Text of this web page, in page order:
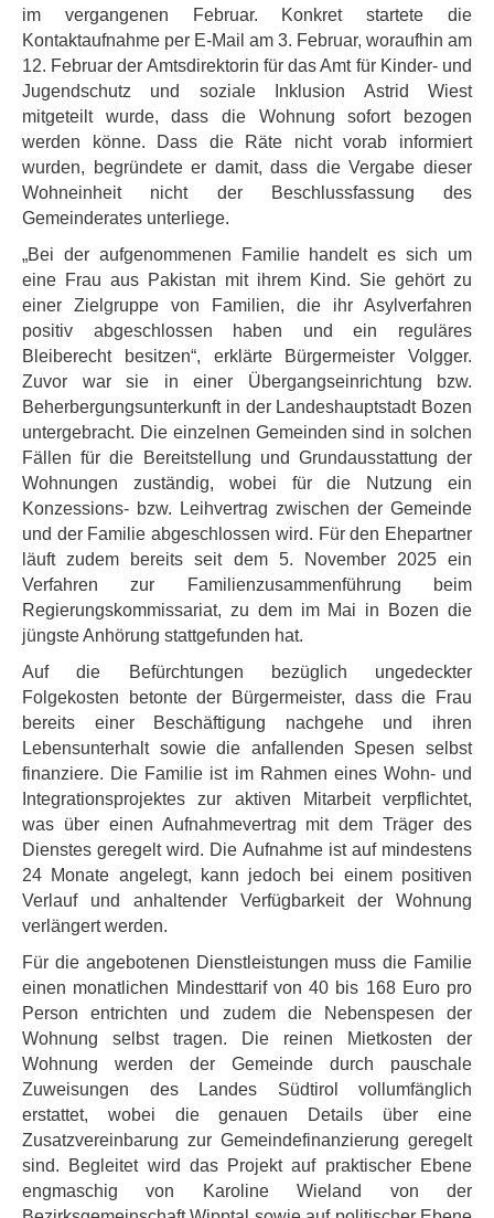
im vergangenen Februar. Konkret startete die
Kontaktaufnahme per E-Mail am 3. Februar, woraufhin am
12. Februar der Amtsdirektorin für das Amt für Kinder- und
Jugendschutz und soziale Inklusion Astrid Wiest
mitgeteilt wurde, dass die Wohnung sofort bezogen
werden könne. Dass die Räte nicht vorab informiert
wurden, begründete er damit, dass die Vergabe dieser
Wohneinheit nicht der Beschlussfassung des
Gemeinderates unterliege.
„Bei der aufgenommenen Familie handelt es sich um
eine Frau aus Pakistan mit ihrem Kind. Sie gehört zu
einer Zielgruppe von Familien, die ihr Asylverfahren
positiv abgeschlossen haben und ein reguläres
Bleiberecht besitzen“, erklärte Bürgermeister Volgger.
Zuvor war sie in einer Übergangseinrichtung bzw.
Beherbergungsunterkunft in der Landeshauptstadt Bozen
untergebracht. Die einzelnen Gemeinden sind in solchen
Fällen für die Bereitstellung und Grundausstattung der
Wohnungen zuständig, wobei für die Nutzung ein
Konzessions- bzw. Leihvertrag zwischen der Gemeinde
und der Familie abgeschlossen wird. Für den Ehepartner
läuft zudem bereits seit dem 5. November 2025 ein
Verfahren zur Familienzusammenführung beim
Regierungskommissariat, zu dem im Mai in Bozen die
jüngste Anhörung stattgefunden hat.
Auf die Befürchtungen bezüglich ungedeckter
Folgekosten betonte der Bürgermeister, dass die Frau
bereits einer Beschäftigung nachgehe und ihren
Lebensunterhalt sowie die anfallenden Spesen selbst
finanziere. Die Familie ist im Rahmen eines Wohn- und
Integrationsprojektes zur aktiven Mitarbeit verpflichtet,
was über einen Aufnahmevertrag mit dem Träger des
Dienstes geregelt wird. Die Aufnahme ist auf mindestens
24 Monate angelegt, kann jedoch bei einem positiven
Verlauf und anhaltender Verfügbarkeit der Wohnung
verlängert werden.
Für die angebotenen Dienstleistungen muss die Familie
einen monatlichen Mindesttarif von 40 bis 168 Euro pro
Person entrichten und zudem die Nebenspesen der
Wohnung selbst tragen. Die reinen Mietkosten der
Wohnung werden der Gemeinde durch pauschale
Zuweisungen des Landes Südtirol vollumfänglich
erstattet, wobei die genauen Details über eine
Zusatzvereinbarung zur Gemeindefinanzierung geregelt
sind. Begleitet wird das Projekt auf praktischer Ebene
engmaschig von Karoline Wieland von der